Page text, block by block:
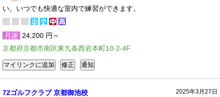
い。いつでも快適な室内で練習ができます。
月謝 24,200 円～
京都府京都市南区東九条西岩本町10-2-4F
2025年3月27日
72ゴルフクラブ 京都御池校